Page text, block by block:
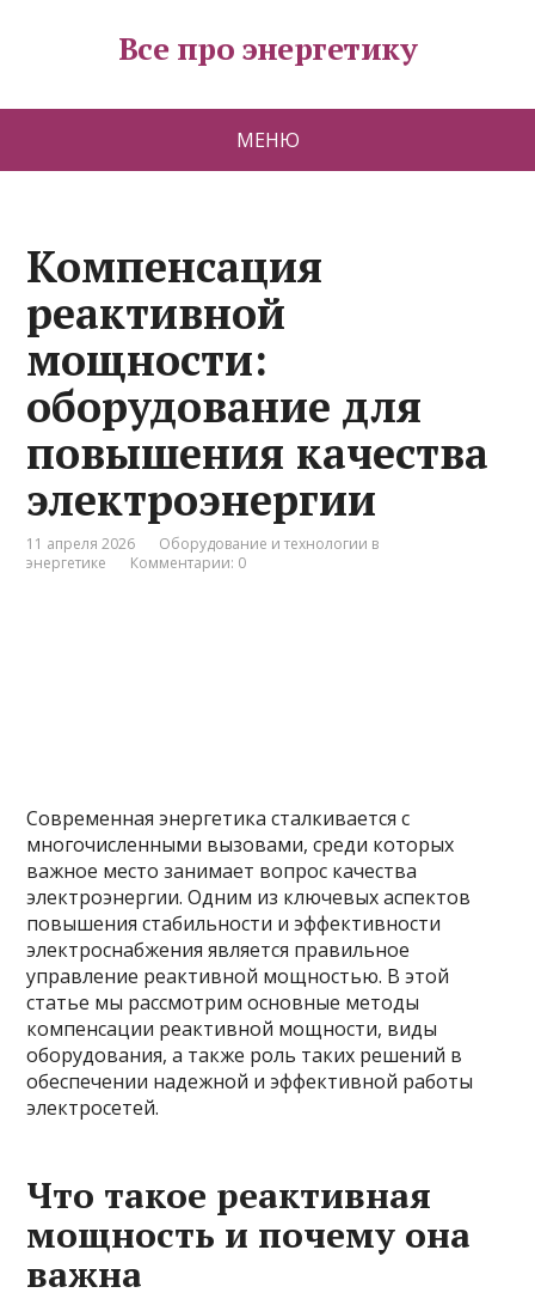
Все про энергетику
МЕНЮ
Компенсация
реактивной
мощности:
оборудование для
повышения качества
электроэнергии
11 апреля 2026
Оборудование и технологии в
энергетике
Комментарии: 0
Современная энергетика сталкивается с
многочисленными вызовами, среди которых
важное место занимает вопрос качества
электроэнергии. Одним из ключевых аспектов
повышения стабильности и эффективности
электроснабжения является правильное
управление реактивной мощностью. В этой
статье мы рассмотрим основные методы
компенсации реактивной мощности, виды
оборудования, а также роль таких решений в
обеспечении надежной и эффективной работы
электросетей.
Что такое реактивная
мощность и почему она
важна